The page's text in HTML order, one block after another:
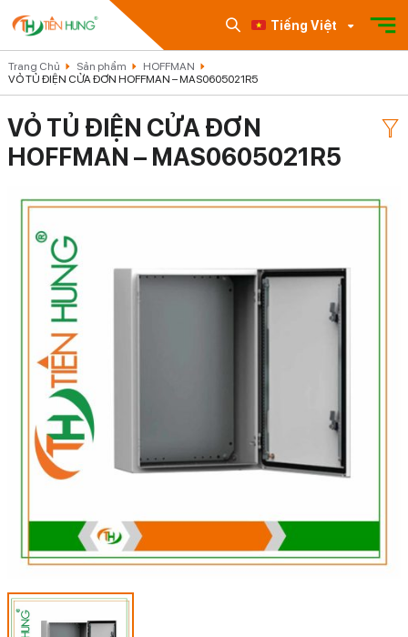
Tiếng Việt
Trang Chủ Sản phẩm
HOFFMAN
VỎ TỦ ĐIỆN CỬA ĐƠN HOFFMAN – MAS0605021R5
VỎ TỦ ĐIỆN CỬA ĐƠN
HOFFMAN – MAS0605021R5